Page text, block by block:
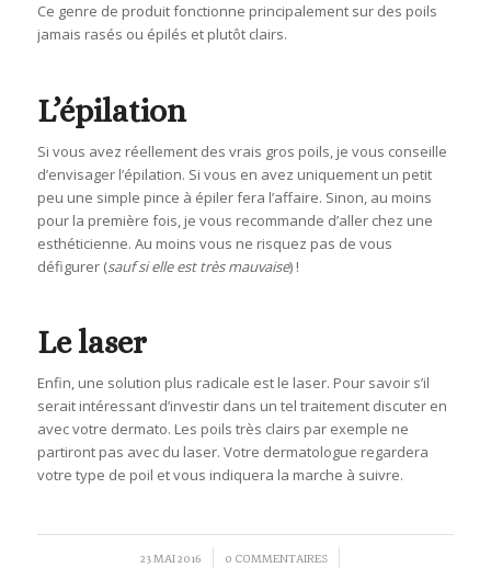
Ce genre de produit fonctionne principalement sur des poils
jamais rasés ou épilés et plutôt clairs.
L’épilation
Si vous avez réellement des vrais gros poils, je vous conseille
d’envisager l’épilation. Si vous en avez uniquement un petit
peu une simple pince à épiler fera l’affaire. Sinon, au moins
pour la première fois, je vous recommande d’aller chez une
esthéticienne. Au moins vous ne risquez pas de vous
défigurer (sauf si elle est très mauvaise) !
Le laser
Enfin, une solution plus radicale est le laser. Pour savoir s’il
serait intéressant d’investir dans un tel traitement discuter en
avec votre dermato. Les poils très clairs par exemple ne
partiront pas avec du laser. Votre dermatologue regardera
votre type de poil et vous indiquera la marche à suivre.
23 MAI 2016
/ 0 COMMENTAIRES
/